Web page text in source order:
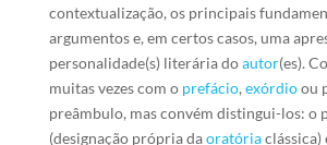
contextualização, os principais
argumentos e, em certos casos, uma
personalidade(s) literária doautor(es).
muitas vezes com o prefácio, exórdioou
preâmbulo, mas convém distingui-los: o
(designação própria daoratóriaclássica)